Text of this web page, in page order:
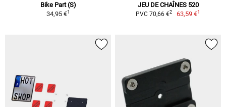
Bike Part (S)
34,95 €1
JEU DE CHAÎNES 520
PVC 70,66 €2 63,59 €1